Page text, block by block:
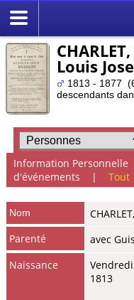
Louis
1813 - 1877
descendants
Information Personnelle
d'événements | Tout
Nom CHARLET,
Parenté
avec
Naissance
1813